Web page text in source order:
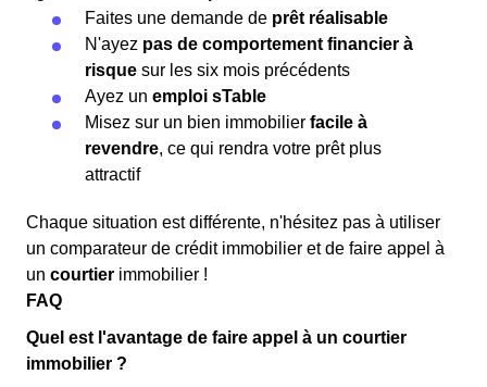
Faites une demande de prêt réalisable
N'ayez pas de comportement financier à
risque sur les six mois précédents
Ayez un emploi sTable
Misez sur un bien immobilier facile à
revendre, ce qui rendra votre prêt plus
attractif
Chaque situation est différente, n'hésitez pas à utiliser
un comparateur de crédit immobilier et de faire appel à
un courtier immobilier !
FAQ
Quel est l'avantage de faire appel à un courtier
immobilier ?